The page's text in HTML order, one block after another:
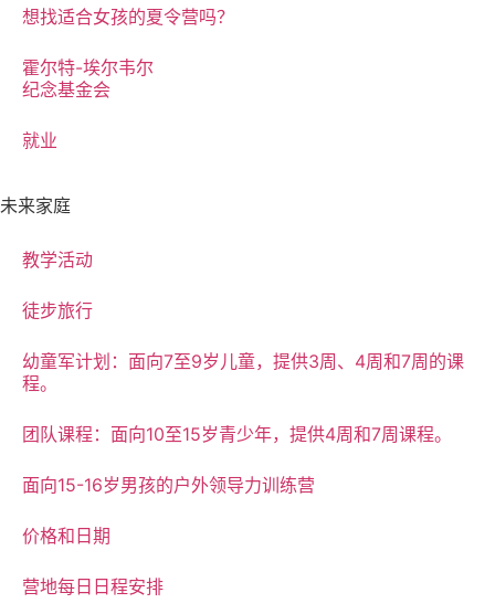
想找适合女孩的夏令营吗？
霍尔特-埃尔韦尔
纪念基金会
就业
未来家庭
教学活动
徒步旅行
幼童军计划：面向7至9岁儿童，提供3周、4周和7周的课
程。
团队课程：面向10至15岁青少年，提供4周和7周课程。
面向15-16岁男孩的户外领导力训练营
价格和日期
营地每日日程安排